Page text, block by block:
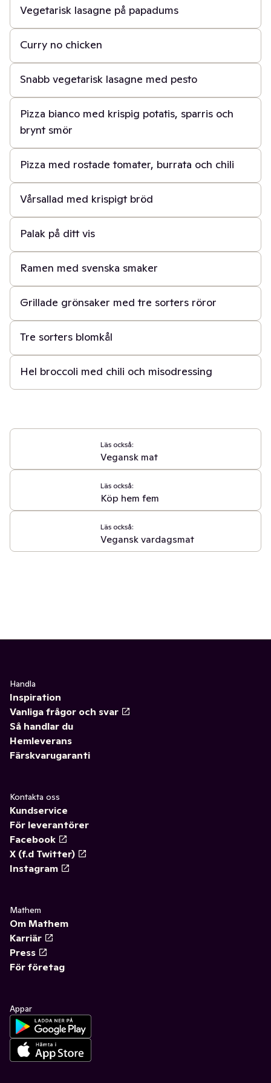
Vegetarisk lasagne på papadums
20 min
Curry no chicken
45 min
Snabb vegetarisk lasagne med pesto
1 t
Pizza bianco med krispig potatis, sparris och
brynt smör
2 t
Pizza med rostade tomater, burrata och chili
40 min
Vårsallad med krispigt bröd
30 min
Palak på ditt vis
50 min
Ramen med svenska smaker
1 t
Grillade grönsaker med tre sorters röror
40 min
Tre sorters blomkål
30 min
Hel broccoli med chili och misodressing
Läs också:
Vegansk mat
Läs också:
Köp hem fem
Läs också:
Vegansk vardagsmat
Handla
Inspiration
Vanliga frågor och svar
Så handlar du
Hemleverans
Färskvarugaranti
Kontakta oss
Kundservice
För leverantörer
Facebook
X (f.d Twitter)
Instagram
Mathem
Om Mathem
Karriär
Press
För företag
Appar